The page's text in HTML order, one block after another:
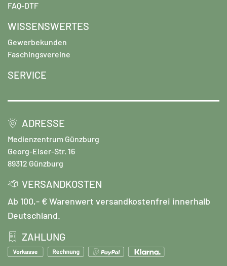
FAQ-DTF
WISSENSWERTES
Gewerbekunden
Faschingsvereine
SERVICE
ADRESSE
Medienzentrum Günzburg
Georg-Elser-Str. 16
89312 Günzburg
VERSANDKOSTEN
Ab 100,- € Warenwert versandkostenfrei innerhalb
Deutschland.
ZAHLUNG